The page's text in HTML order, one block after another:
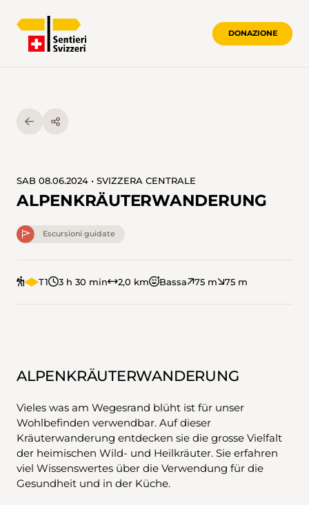
DONAZIONE
SAB 08.06.2024 • SVIZZERA CENTRALE
ALPENKRÄUTERWANDERUNG
Escursioni guidate
T1 3 h 30 min 2,0 km Bassa 75 m 75 m
ALPENKRÄUTERWANDERUNG
Vieles was am Wegesrand blüht ist für unser
Wohlbefinden verwendbar. Auf dieser
Kräuterwanderung entdecken sie die grosse Vielfalt
der heimischen Wild- und Heilkräuter. Sie erfahren
viel Wissenswertes über die Verwendung für die
Gesundheit und in der Küche.